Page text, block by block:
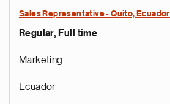
Sales Representative - Quito, Ecuador
Regular, Full time
Marketing
Ecuador